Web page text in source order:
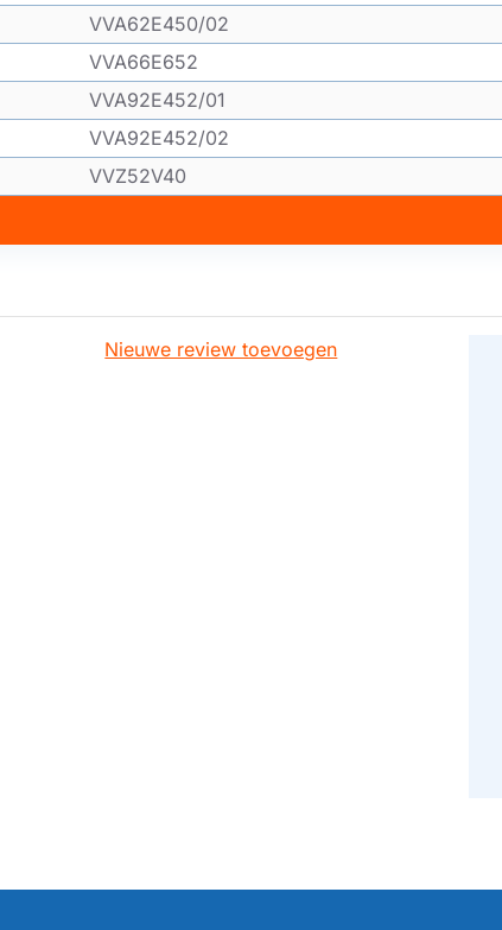
VVA62E450/02
VVA66E652
VVA92E452/01
VVA92E452/02
VVZ52V40
Nieuwe review toevoegen